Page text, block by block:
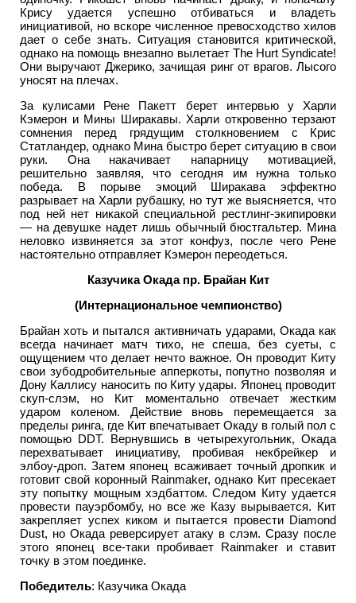
Крису удается успешно отбиваться и владеть
инициативой, но вскоре численное превосходство хилов
дает о себе знать. Ситуация становится критической,
однако на помощь внезапно вылетает The Hurt Syndicate!
Они выручают Джерико, зачищая ринг от врагов. Лысого
уносят на плечах.
За кулисами Рене Пакетт берет интервью у Харли
Кэмерон и Мины Ширакавы. Харли откровенно терзают
сомнения перед грядущим столкновением с Крис
Статландер, однако Мина быстро берет ситуацию в свои
руки. Она накачивает напарницу мотивацией,
решительно заявляя, что сегодня им нужна только
победа. В порыве эмоций Ширакава эффектно
разрывает на Харли рубашку, но тут же выясняется, что
под ней нет никакой специальной рестлинг-экипировки
— на девушке надет лишь обычный бюстгальтер. Мина
неловко извиняется за этот конфуз, после чего Рене
настоятельно отправляет Кэмерон переодеться.
Казучика Окада пр. Брайан Кит
(Интернациональное чемпионство)
Брайан хоть и пытался активничать ударами, Окада как
всегда начинает матч тихо, не спеша, без суеты, с
ощущением что делает нечто важное. Он проводит Киту
свои зубодробительные апперкоты, попутно позволяя и
Дону Каллису наносить по Киту удары. Японец проводит
скуп-слэм, но Кит моментально отвечает жестким
ударом коленом. Действие вновь перемещается за
пределы ринга, где Кит впечатывает Окаду в голый пол с
помощью DDT. Вернувшись в четырехугольник, Окада
перехватывает инициативу, пробивая некбрейкер и
элбоу-дроп. Затем японец всаживает точный дропкик и
готовит свой коронный Rainmaker, однако Кит пресекает
эту попытку мощным хэдбаттом. Следом Киту удается
провести пауэрбомбу, но все же Казу вырывается. Кит
закрепляет успех киком и пытается провести Diamond
Dust, но Окада реверсирует атаку в слэм. Сразу после
этого японец все-таки пробивает Rainmaker и ставит
точку в этом поединке.
Победитель: Казучика Окада